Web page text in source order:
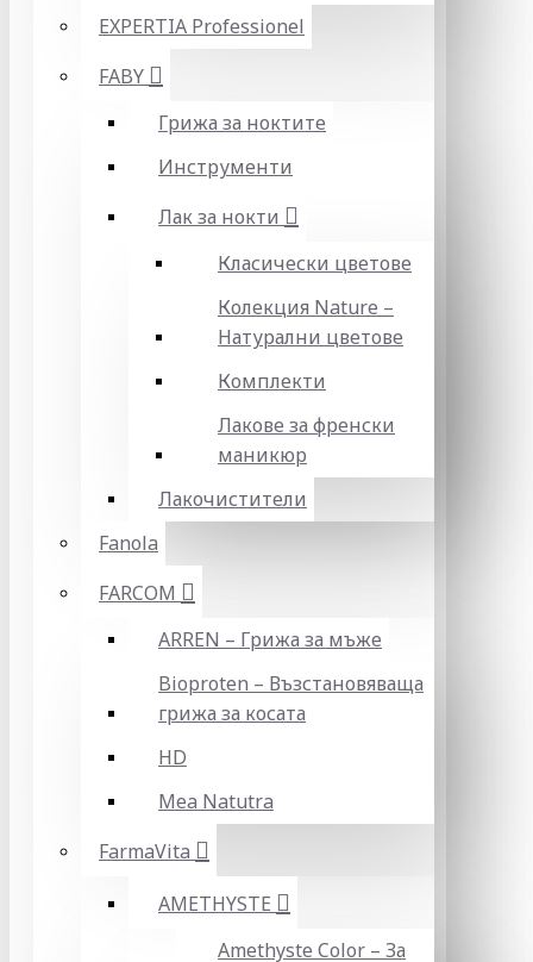
EXPERTIA Professionel
FABY
Грижа за ноктите
Инструменти
Лак за нокти
Класически цветове
Колекция Nature –
Натурални цветове
Комплекти
Лакове за френски
маникюр
Лакочистители
Fanola
FARCOM
ARREN – Грижа за мъже
Bioproten – Възстановяваща
грижа за косата
HD
Mea Natutra
FarmaVita
AMETHYSTE
Amethyste Color – За